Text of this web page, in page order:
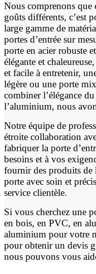
Nous comprenons que
goûts différents, c’est
large gamme de
portes d’entrée sur
porte en acier robuste
élégante et
et facile à entretenir,
légère ou une porte
combiner l’élégance
l’aluminium, nous
Notre équipe de
étroite collaboration
fabriquer la porte
besoins et à vos
fournir des produits de
porte avec soin et
service clientèle.
Si vous cherchez une
en bois, en PVC, en
aluminium pour votre
pour obtenir un devis
nous pouvons vous